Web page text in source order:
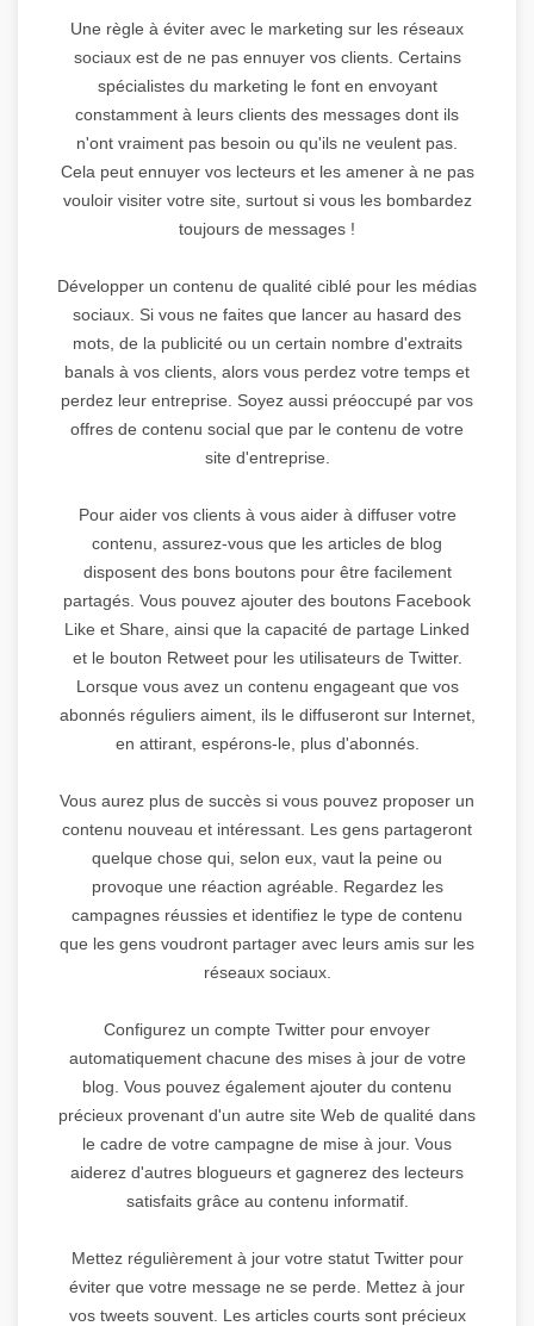
Une règle à éviter avec le marketing sur les réseaux
sociaux est de ne pas ennuyer vos clients. Certains
spécialistes du marketing le font en envoyant
constamment à leurs clients des messages dont ils
n'ont vraiment pas besoin ou qu'ils ne veulent pas.
Cela peut ennuyer vos lecteurs et les amener à ne pas
vouloir visiter votre site, surtout si vous les bombardez
toujours de messages !
Développer un contenu de qualité ciblé pour les médias
sociaux. Si vous ne faites que lancer au hasard des
mots, de la publicité ou un certain nombre d'extraits
banals à vos clients, alors vous perdez votre temps et
perdez leur entreprise. Soyez aussi préoccupé par vos
offres de contenu social que par le contenu de votre
site d'entreprise.
Pour aider vos clients à vous aider à diffuser votre
contenu, assurez-vous que les articles de blog
disposent des bons boutons pour être facilement
partagés. Vous pouvez ajouter des boutons Facebook
Like et Share, ainsi que la capacité de partage Linked
et le bouton Retweet pour les utilisateurs de Twitter.
Lorsque vous avez un contenu engageant que vos
abonnés réguliers aiment, ils le diffuseront sur Internet,
en attirant, espérons-le, plus d'abonnés.
Vous aurez plus de succès si vous pouvez proposer un
contenu nouveau et intéressant. Les gens partageront
quelque chose qui, selon eux, vaut la peine ou
provoque une réaction agréable. Regardez les
campagnes réussies et identifiez le type de contenu
que les gens voudront partager avec leurs amis sur les
réseaux sociaux.
Configurez un compte Twitter pour envoyer
automatiquement chacune des mises à jour de votre
blog. Vous pouvez également ajouter du contenu
précieux provenant d'un autre site Web de qualité dans
le cadre de votre campagne de mise à jour. Vous
aiderez d'autres blogueurs et gagnerez des lecteurs
satisfaits grâce au contenu informatif.
Mettez régulièrement à jour votre statut Twitter pour
éviter que votre message ne se perde. Mettez à jour
vos tweets souvent. Les articles courts sont précieux